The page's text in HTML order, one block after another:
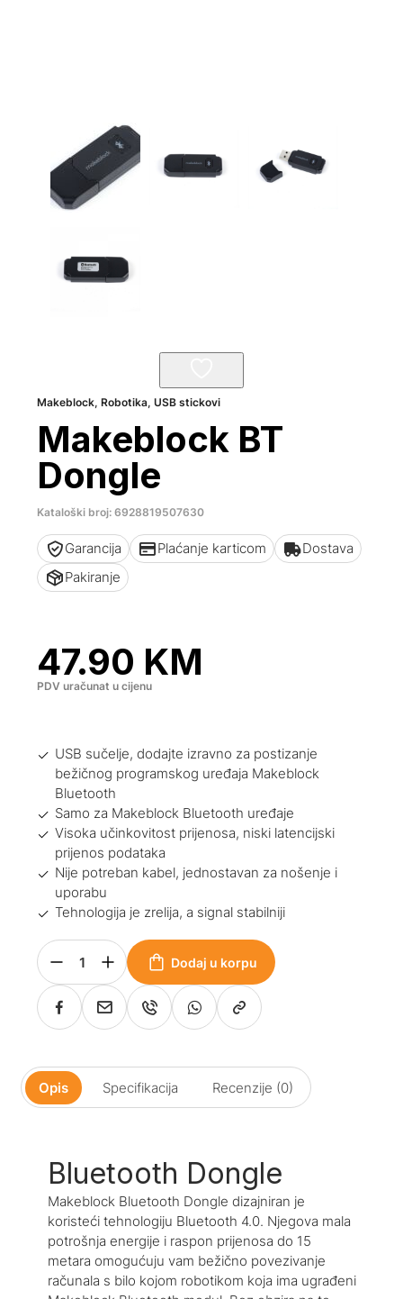
Makeblock,Robotika,USB stickovi
Makeblock BT
Dongle
Kataloški broj: 6928819507630
Garancija Plaćanje karticom
Dostava
Pakiranje
47.90 KM
PDV uračunat u cijenu
USB sučelje, dodajte izravno za postizanje
bežičnog programskog uređaja Makeblock
Bluetooth
Samo za Makeblock Bluetooth uređaje
Visoka učinkovitost prijenosa, niski latencijski
prijenos podataka
Nije potreban kabel, jednostavan za nošenje i
uporabu
Tehnologija je zrelija, a signal stabilniji
Dodaj u korpu
Opis Specifikacija Recenzije (0)
Bluetooth Dongle
Makeblock Bluetooth Dongle dizajniran je
koristeći tehnologiju Bluetooth 4.0. Njegova mala
potrošnja energije i raspon prijenosa do 15
metara omogućuju vam bežično povezivanje
računala s bilo kojom robotikom koja ima ugrađeni